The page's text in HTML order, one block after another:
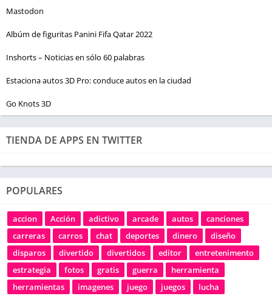
Mastodon
Albúm de figuritas Panini Fifa Qatar 2022
Inshorts – Noticias en sólo 60 palabras
Estaciona autos 3D Pro: conduce autos en la ciudad
Go Knots 3D
TIENDA DE APPS EN TWITTER
POPULARES
accion Acción adictivo arcade autos
canciones
carreras
carros chat deportes dinero
diseño
disparos
divertido divertidos editor
entretenimento
estrategia
fotos gratis guerra
herramienta
herramientas
imagenes juego juegos lucha